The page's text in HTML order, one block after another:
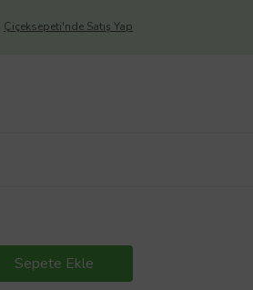
Çiçeksepeti'nde Satış Yap
Sepete Ekle